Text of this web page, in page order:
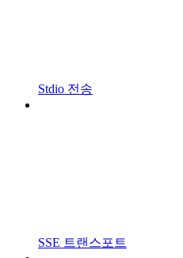
Stdio 전송
SSE 트랜스포트